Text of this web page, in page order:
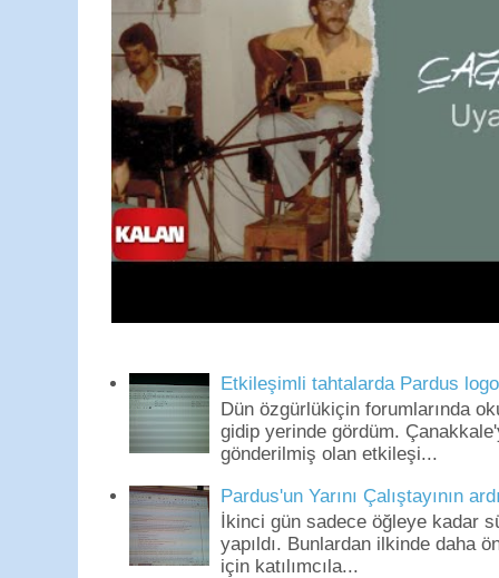
Etkileşimli tahtalarda Pardus
Dün özgürlükiçin forumlarında
gidip yerinde gördüm.
gönderilmiş olan etkileşi...
Pardus'un Yarını Çalıştayının
İkinci gün sadece öğleye kadar
yapıldı. Bunlardan ilkinde daha
için katılımcıla...